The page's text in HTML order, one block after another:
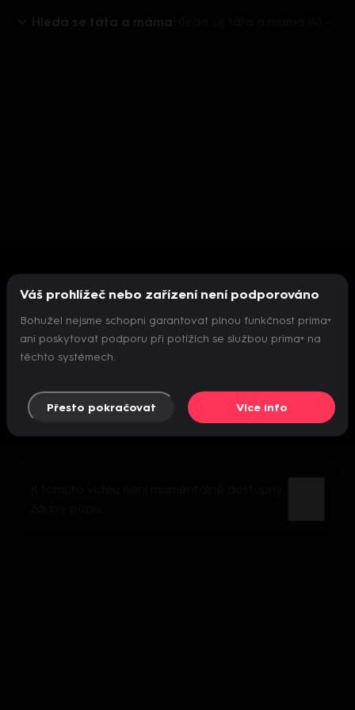
Hledá se táta a máma
Nepodařilo se inicializovat přehrávač
Váš prohlížeč nebo zařízení není podporováno
Bohužel nejsme schopni garantovat plnou funkčnost prima+
ani poskytovat podporu při potížích se službou prima+ na
těchto systémech.
Přesto pokračovat Více info